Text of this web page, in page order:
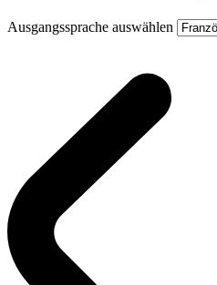
Ausgangssprache auswählen